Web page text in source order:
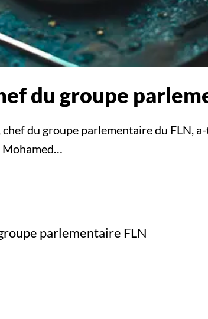
du groupe
du groupe parlementaire du FLN,
Mohamed…